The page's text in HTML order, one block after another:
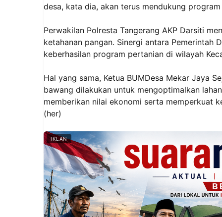
desa, kata dia, akan terus mendukung
Perwakilan Polresta Tangerang AKP Darsiti
ketahanan pangan. Sinergi antara Pemerintah
keberhasilan program pertanian di wilayah
Hal yang sama, Ketua BUMDesa Mekar Jaya
bawang dilakukan untuk mengoptimalkan
memberikan nilai ekonomi serta memperkuat
(her)
IKLAN